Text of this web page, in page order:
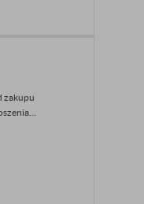
zakupu